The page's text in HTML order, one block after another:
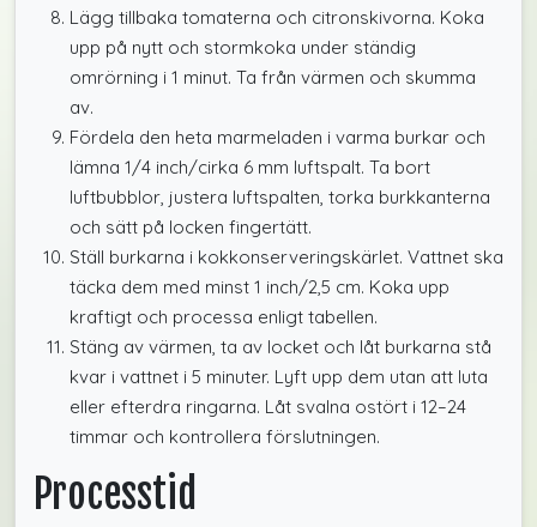
Lägg tillbaka tomaterna och citronskivorna. Koka
upp på nytt och stormkoka under ständig
omrörning i 1 minut. Ta från värmen och skumma
av.
Fördela den heta marmeladen i varma burkar och
lämna 1/4 inch/cirka 6 mm luftspalt. Ta bort
luftbubblor, justera luftspalten, torka burkkanterna
och sätt på locken fingertätt.
Ställ burkarna i kokkonserveringskärlet. Vattnet ska
täcka dem med minst 1 inch/2,5 cm. Koka upp
kraftigt och processa enligt tabellen.
Stäng av värmen, ta av locket och låt burkarna stå
kvar i vattnet i 5 minuter. Lyft upp dem utan att luta
eller efterdra ringarna. Låt svalna ostört i 12–24
timmar och kontrollera förslutningen.
Processtid